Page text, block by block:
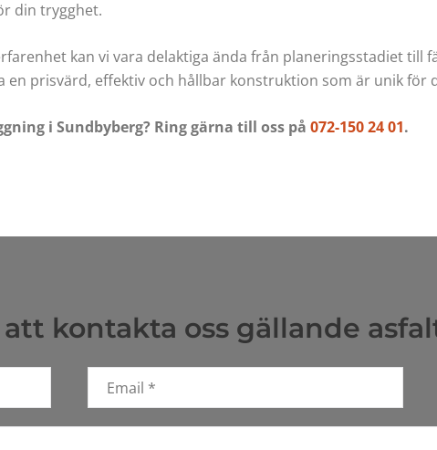
din trygghet.
kan vi vara delaktiga ända från planeringsstadiet till
prisvärd, effektiv och hållbar konstruktion som är unik för
i Sundbyberg? Ring gärna till oss på 072-150 24 01.
kontakta oss gällande